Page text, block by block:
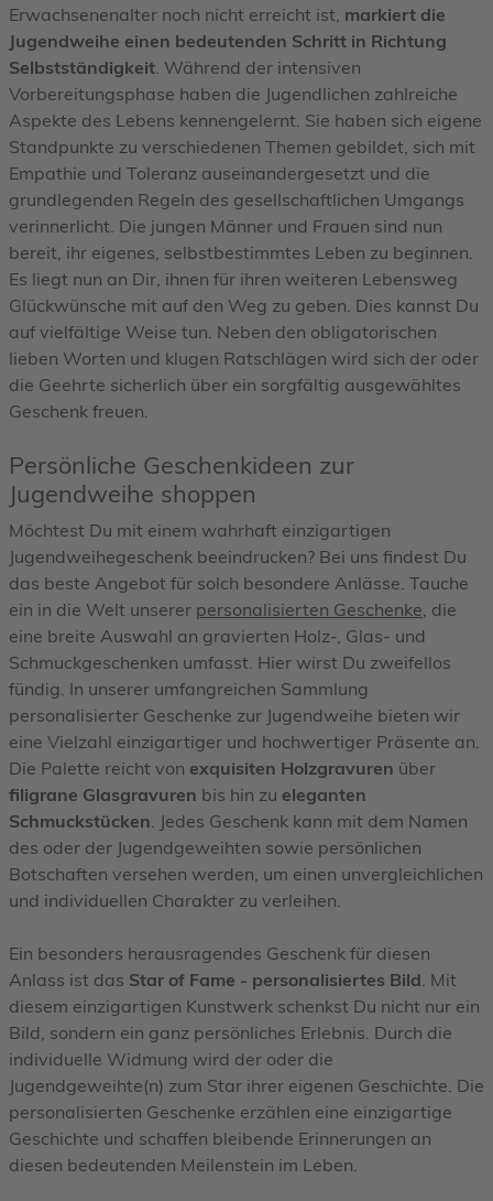
Erwachsenenalter noch nicht erreicht ist, markiert die
Jugendweihe einen bedeutenden Schritt in Richtung
Selbstständigkeit . Während der intensiven
Vorbereitungsphase haben die Jugendlichen zahlreiche
Aspekte des Lebens kennengelernt. Sie haben sich eigene
Standpunkte zu verschiedenen Themen gebildet, sich mit
Empathie und Toleranz auseinandergesetzt und die
grundlegenden Regeln des gesellschaftlichen Umgangs
verinnerlicht. Die jungen Männer und Frauen sind nun
bereit, ihr eigenes, selbstbestimmtes Leben zu beginnen.
Es liegt nun an Dir, ihnen für ihren weiteren Lebensweg
Glückwünsche mit auf den Weg zu geben. Dies kannst Du
auf vielfältige Weise tun. Neben den obligatorischen
lieben Worten und klugen Ratschlägen wird sich der oder
die Geehrte sicherlich über ein sorgfältig ausgewähltes
Geschenk freuen.
Persönliche Geschenkideen zur
Jugendweihe shoppen
Möchtest Du mit einem wahrhaft einzigartigen
Jugendweihegeschenk beeindrucken? Bei uns findest Du
das beste Angebot für solch besondere Anlässe. Tauche
ein in die Welt unserer personalisierten Geschenke , die
eine breite Auswahl an gravierten Holz-, Glas- und
Schmuckgeschenken umfasst. Hier wirst Du zweifellos
fündig. In unserer umfangreichen Sammlung
personalisierter Geschenke zur Jugendweihe bieten wir
eine Vielzahl einzigartiger und hochwertiger Präsente an.
Die Palette reicht von exquisiten Holzgravuren über
filigrane Glasgravuren bis hin zu eleganten
Schmuckstücken . Jedes Geschenk kann mit dem Namen
des oder der Jugendgeweihten sowie persönlichen
Botschaften versehen werden, um einen unvergleichlichen
und individuellen Charakter zu verleihen.
Ein besonders herausragendes Geschenk für diesen
Anlass ist das Star of Fame - personalisiertes Bild . Mit
diesem einzigartigen Kunstwerk schenkst Du nicht nur ein
Bild, sondern ein ganz persönliches Erlebnis. Durch die
individuelle Widmung wird der oder die
Jugendgeweihte(n) zum Star ihrer eigenen Geschichte. Die
personalisierten Geschenke erzählen eine einzigartige
Geschichte und schaffen bleibende Erinnerungen an
diesen bedeutenden Meilenstein im Leben.